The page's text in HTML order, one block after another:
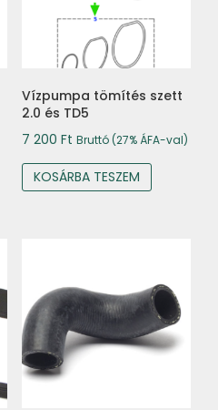
Vízpumpa tömítés szett
2.0 és TD5
7 200 Ft Bruttó (27% ÁFA-val)
KOSÁRBA TESZEM